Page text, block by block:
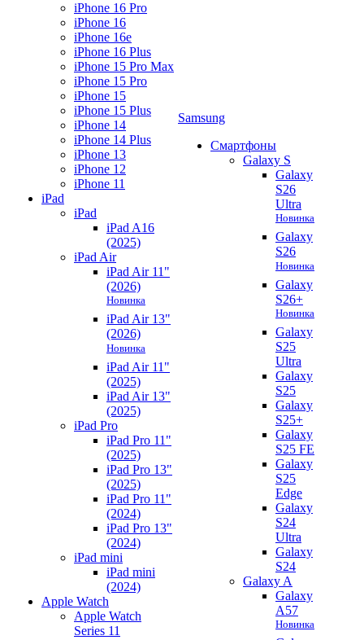
iPhone 16 Pro
iPhone 16
iPhone 16e
iPhone 16 Plus
iPhone 15 Pro Max
iPhone 15 Pro
iPhone 15
iPhone 15 Plus
iPhone 14
iPhone 14 Plus
iPhone 13
iPhone 12
iPhone 11
iPad
iPad
iPad A16
(2025)
iPad Air
iPad Air 11"
(2026)
Новинка
iPad Air 13"
(2026)
Новинка
iPad Air 11"
(2025)
iPad Air 13"
(2025)
iPad Pro
iPad Pro 11"
(2025)
iPad Pro 13"
(2025)
iPad Pro 11"
(2024)
iPad Pro 13"
(2024)
iPad mini
iPad mini
(2024)
Apple Watch
Apple Watch
Series 11
Samsung
Смартфоны
Galaxy S
Galaxy
S26
Ultra
Новинка
Galaxy
S26
Новинка
Galaxy
S26+
Новинка
Galaxy
S25
Ultra
Galaxy
S25
Galaxy
S25+
Galaxy
S25 FE
Galaxy
S25
Edge
Galaxy
S24
Ultra
Galaxy
S24
Galaxy A
Galaxy
A57
Новинка